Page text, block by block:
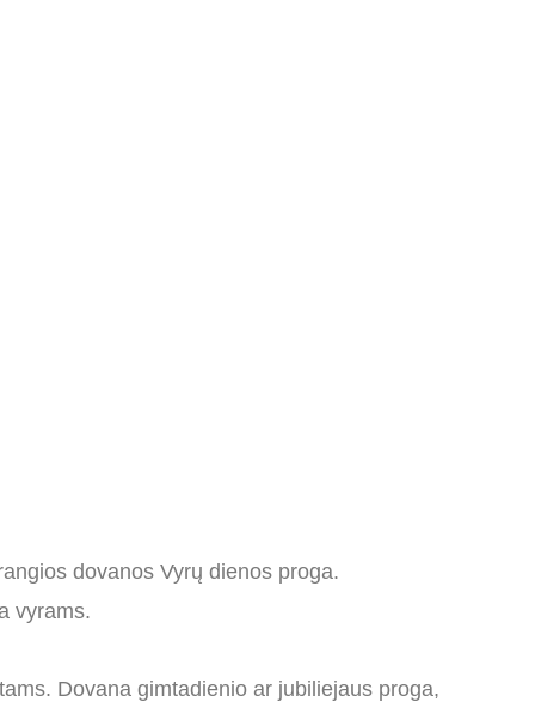
dovanos Vyrų dienos proga.
vyrams.
Dovana gimtadienio ar jubiliejaus proga,